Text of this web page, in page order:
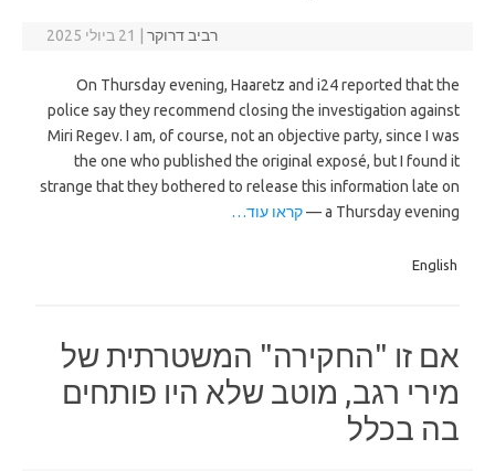
רביב דרוקר 21 ביולי 2025
On Thursday evening, Haaretz and i24 reported that the
police say they recommend closing the investigation against
Miri Regev. I am, of course, not an objective party, since I was
the one who published the original exposé, but I found it
strange that they bothered to release this information late on
a Thursday evening —
קראו עוד…
English
אם זו "החקירה" המשטרתית של
מירי רגב, מוטב שלא היו פותחים
בה בכלל